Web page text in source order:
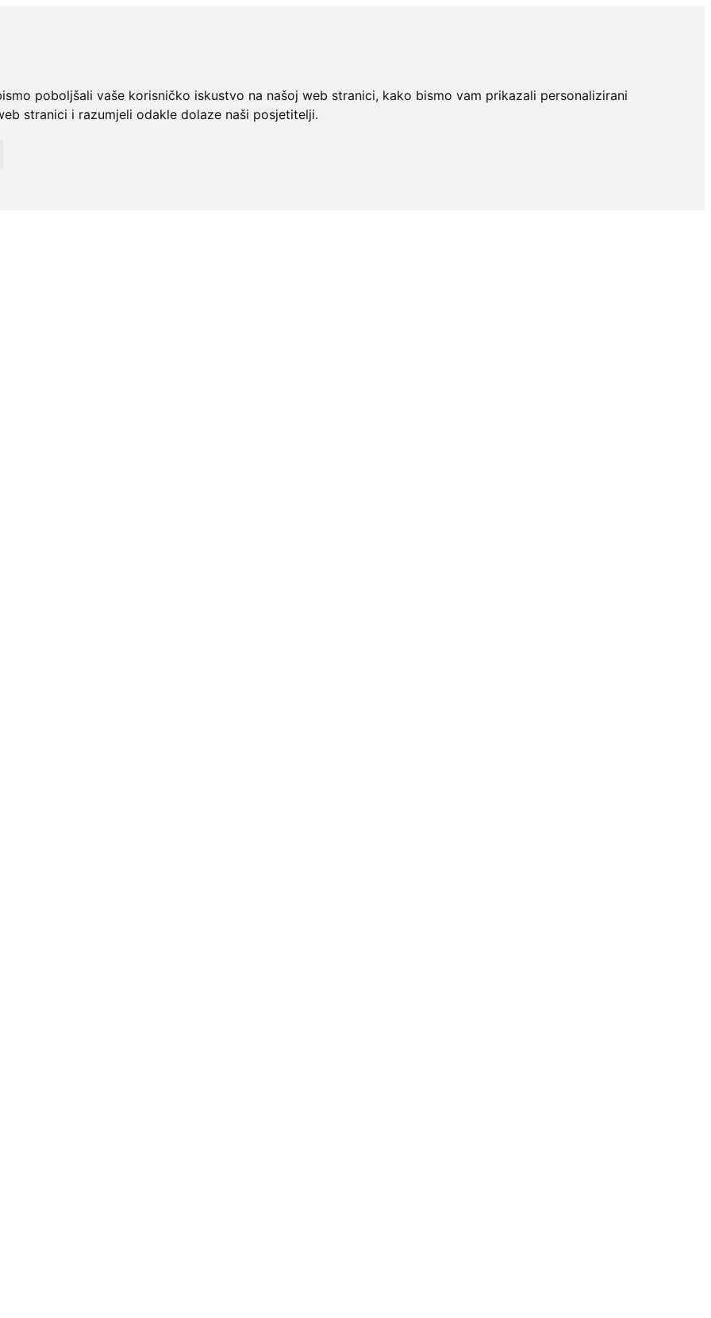
poboljšali vaše korisničko iskustvo na našoj web stranici, kako bismo vam prikazali personalizirani
stranici i razumjeli odakle dolaze naši posjetitelji.